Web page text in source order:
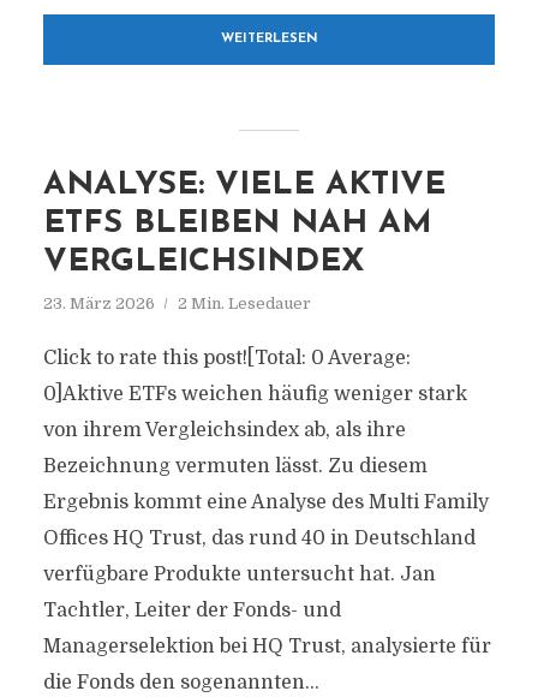
WEITERLESEN
ANALYSE: VIELE AKTIVE
ETFS BLEIBEN NAH AM
VERGLEICHSINDEX
23. März 2026 2 Min. Lesedauer
Click to rate this post![Total: 0 Average:
0]Aktive ETFs weichen häufig weniger stark
von ihrem Vergleichsindex ab, als ihre
Bezeichnung vermuten lässt. Zu diesem
Ergebnis kommt eine Analyse des Multi Family
Offices HQ Trust, das rund 40 in Deutschland
verfügbare Produkte untersucht hat. Jan
Tachtler, Leiter der Fonds- und
Managerselektion bei HQ Trust, analysierte für
die Fonds den sogenannten...